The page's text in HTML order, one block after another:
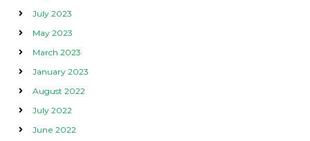
July 2023
May 2023
March 2023
January 2023
August 2022
July 2022
June 2022